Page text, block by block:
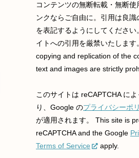
コンテンツの無断転載・無断使
ンクならご自由に。引用は良
を表記するようにしてくださ
イトへの引用を厳禁いたしま
copying and replication of the
text and images are strictly
このサイトは reCAPTCHA に
り、Google のプライバシーポ
が適用されます。 This site is
reCAPTCHA and the Google
Terms of Service
apply.